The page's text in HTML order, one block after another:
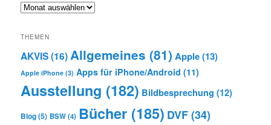
Archiv
THEMEN
AKVIS(16)Allgemeines (81) Apple(13)
Apple iPhone (3) Apps für iPhone/Android (11)
Ausstellung (182) Bildbesprechung (12)
Blog(5) BSW(4) Bücher (185) DVF (34)